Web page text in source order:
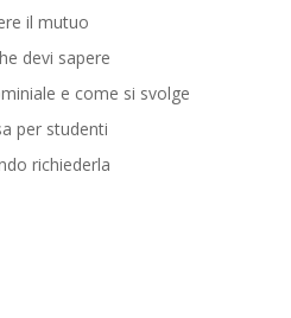
il mutuo
devi sapere
e come si svolge
per studenti
richiederla